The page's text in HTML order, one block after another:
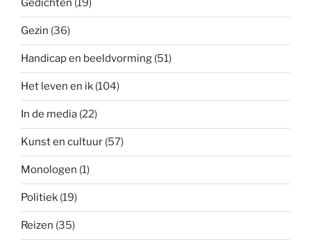
Gedichten (19)
Gezin (36)
Handicap en beeldvorming (51)
Het leven en ik (104)
In de media (22)
Kunst en cultuur (57)
Monologen (1)
Politiek (19)
Reizen (35)